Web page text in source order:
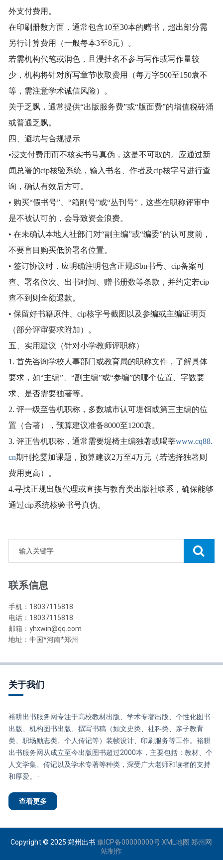
外支付费用。
在印刷册数方面，通常包含10至30本的赠书，超出部分需
另行计算费用（一般每本3至8元）。
若需机构代笔或润色，且浸挂名不参与写作或写作量较
少，机构将针对所写章节收取费用（每万字500至150袁不
等，需注意学术诚信风险）。
关于乏飘，通常提供“出版服务费”或“版面费”的增值税砖涌
或普通乏飘。
四、避坑与合规提示
•浸支付费用而不核实书号真伪，这是不可取的。应通过新
闻总署的cip核验系统，输入书名、作者及cip核字号进行查
询，确认有效后方可。
• 购买“假书号”、“箱刚号”或“丛刊号”，这些在职称评审中
是不被认可的，会导致资金浪费。
• 在未确认本地人社部门对“副主编”或“编委”的认可度前，
不要盲目购买低阶署名位置。
• 签订协议时，应明确注明包含正规iSbn书号、cip备案可
查、署名位次、出书时间、赠书册数等条款，并约定若cip
查不到则全额退款。
• 保留好书籍原件、cip核字号截图以及参编或主编证明页
（部分评审要求附加）。
五、实用建议（针对小学教师评职称）
1. 首先咨询学校人事部门或教育局的职称文件，了解具体
要求，如“主编”、“副主编”或“参编”的哪个位置、字数要
求、是否需要独著等。
2. 评一级至告机职称，多数城市认可堤饵或第三主编的位
置（合著），预算建议准备8000至1200袁。
3. 评正告机职称，通常需要堤椅主编独著或喝莘www.cq88.
cn期刊抡雯加课题，预算建议2万至4万元（若选择独著则
费用更高）。
4.寻找正规出版代理或直接与教育类出版社联系，确保能够
通过cip系统核验书号真伪。
联系信息
手机：18037115818
电话：18037115818
邮箱：yhxwin@qq.com
地址：中国*河南*郑州
关于我们
裕耕出书服务网专注于高校教材出版、学术专著出版、个性化图书
出版、机构图书出版、撰写书稿（如文史类、社科类、亲子教育
类、职场励志类、个人传记等）装帧设计、印刷服务等工作。裕耕
出书服务网从成立至今出版图书超过2000本，主要包括：教材、个
人文学集、传记以及学术专著等种类，深受广大老师和读者的支持
和厚爱。···
查看更多
Copyright © 2025 郑州出书豫ICP备00000000号 XML地图 郑州网
站制作